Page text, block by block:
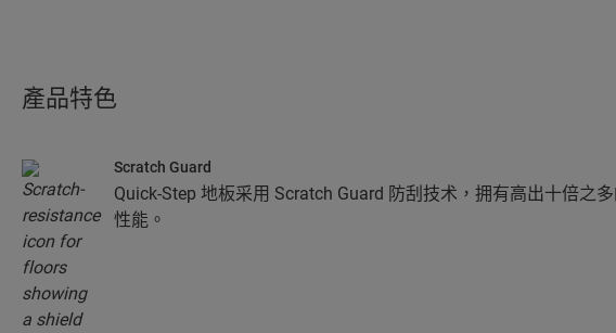
產品特色
Scratch Guard
Quick-Step 地板采用 Scratch Guard 防刮技术，拥有高出十倍之
性能。